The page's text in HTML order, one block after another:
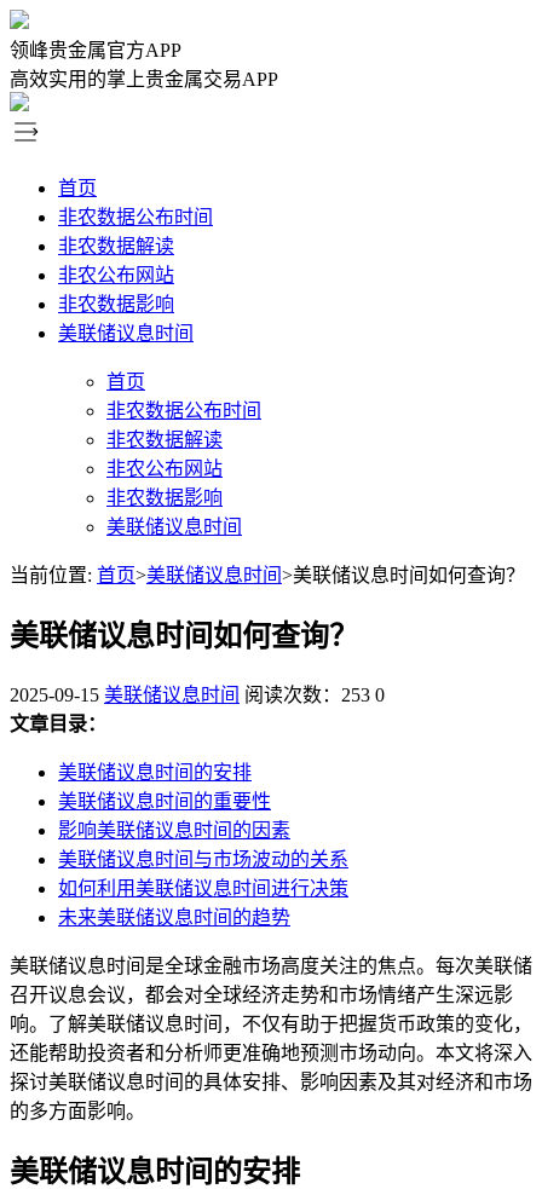
领峰贵金属官方APP
高效实用的掌上贵金属交易APP
首页
非农数据公布时间
非农数据解读
非农公布网站
非农数据影响
美联储议息时间
首页
非农数据公布时间
非农数据解读
非农公布网站
非农数据影响
美联储议息时间
当前位置: 首页>美联储议息时间>美联储议息时间如何查询？
美联储议息时间如何查询？
2025-09-15 美联储议息时间 阅读次数：253 0
文章目录：
美联储议息时间的安排
美联储议息时间的重要性
影响美联储议息时间的因素
美联储议息时间与市场波动的关系
如何利用美联储议息时间进行决策
未来美联储议息时间的趋势
美联储议息时间是全球金融市场高度关注的焦点。每次美联储
召开议息会议，都会对全球经济走势和市场情绪产生深远影
响。了解美联储议息时间，不仅有助于把握货币政策的变化，
还能帮助投资者和分析师更准确地预测市场动向。本文将深入
探讨美联储议息时间的具体安排、影响因素及其对经济和市场
的多方面影响。
美联储议息时间的安排